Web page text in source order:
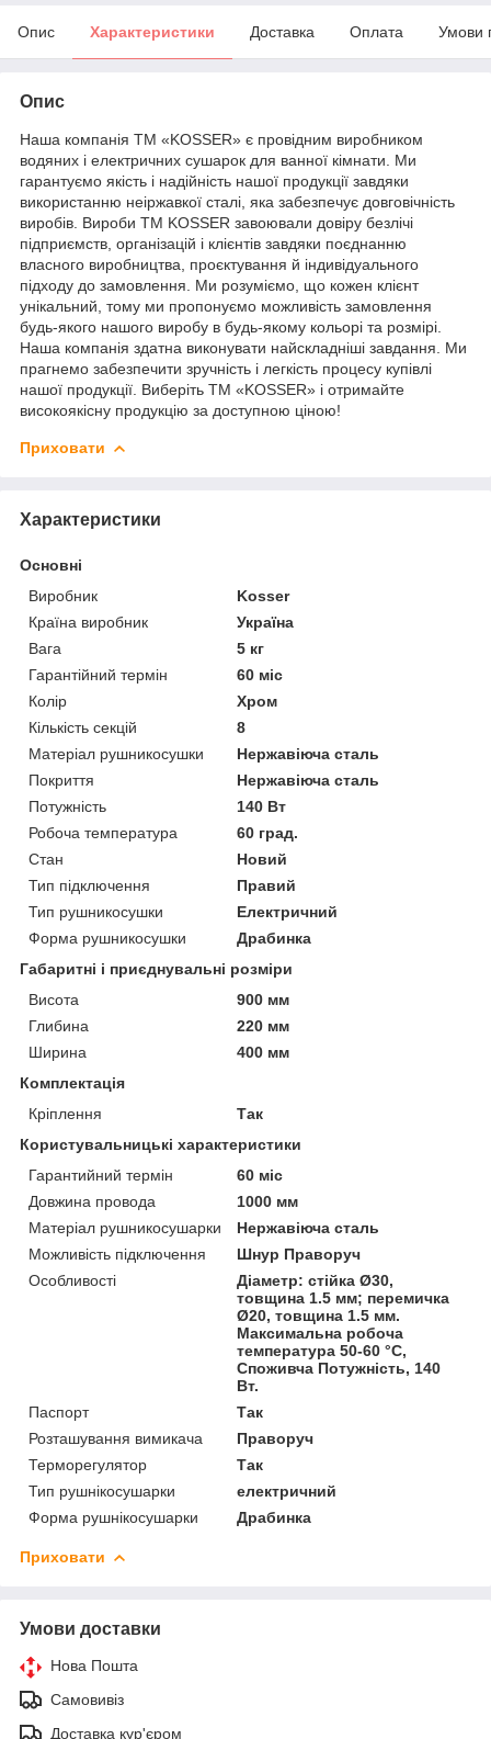
Опис Характеристики Доставка Оплата Умови
Опис
Наша компанія ТМ «KOSSER» є провідним виробником
водяних і електричних сушарок для ванної кімнати. Ми
гарантуємо якість і надійність нашої продукції завдяки
використанню неіржавкої сталі, яка забезпечує довговічність
виробів. Вироби ТМ KOSSER завоювали довіру безлічі
підприємств, організацій і клієнтів завдяки поєднанню
власного виробництва, проєктування й індивідуального
підходу до замовлення. Ми розуміємо, що кожен клієнт
унікальний, тому ми пропонуємо можливість замовлення
будь-якого нашого виробу в будь-якому кольорі та розмірі.
Наша компанія здатна виконувати найскладніші завдання. Ми
прагнемо забезпечити зручність і легкість процесу купівлі
нашої продукції. Виберіть ТМ «KOSSER» і отримайте
високоякісну продукцію за доступною ціною!
Приховати
Характеристики
Основні
Виробник
Kosser
Країна виробник
Україна
Вага
5 кг
Гарантійний термін
60 міс
Колір
Хром
Кількість секцій
8
Матеріал рушникосушки
Нержавіюча сталь
Покриття
Нержавіюча сталь
Потужність
140 Вт
Робоча температура
60 град.
Стан
Новий
Тип підключення
Правий
Тип рушникосушки
Електричний
Форма рушникосушки
Драбинка
Габаритні і приєднувальні розміри
Висота
900 мм
Глибина
220 мм
Ширина
400 мм
Комплектація
Кріплення
Так
Користувальницькі характеристики
Гарантийний термін
60 міс
Довжина провода
1000 мм
Матеріал рушникосушарки
Нержавіюча сталь
Можливість підключення
Шнур Праворуч
Особливості
Діаметр: стійка Ø30,
товщина 1.5 мм; перемичка
Ø20, товщина 1.5 мм.
Максимальна робоча
температура 50-60 °C,
Споживча Потужність, 140
Вт.
Паспорт
Так
Розташування вимикача
Праворуч
Терморегулятор
Так
Тип рушнікосушарки
електричний
Форма рушнікосушарки
Драбинка
Приховати
Умови доставки
Нова Пошта
Самовивіз
Доставка кур'єром